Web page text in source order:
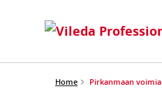
Home Pirkanmaan voimia